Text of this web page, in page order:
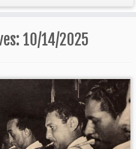
10/14/2025